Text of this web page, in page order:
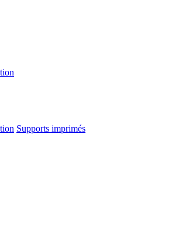
Supports imprimés